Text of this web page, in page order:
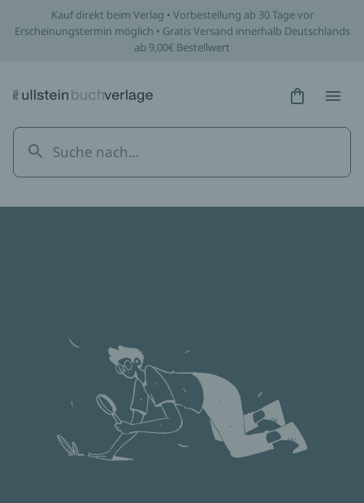
Kauf direkt beim Verlag • Vorbestellung ab 30 Tage vor
Erscheinungstermin möglich • Gratis Versand innerhalb Deutschlands
ab 9,00€ Bestellwert
Hidden